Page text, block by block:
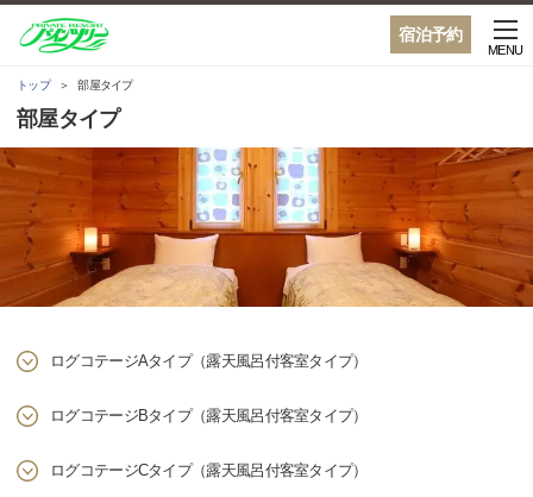
宿泊予約
MENU
トップ 部屋タイプ
部屋タイプ
ログコテージAタイプ（露天風呂付客室タイプ）
ログコテージBタイプ（露天風呂付客室タイプ）
ログコテージCタイプ（露天風呂付客室タイプ）